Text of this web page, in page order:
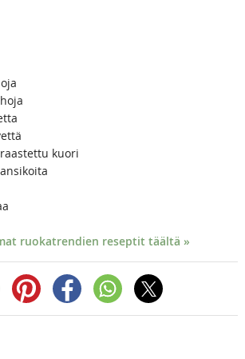
kuori
ruokatrendien reseptit täältä »